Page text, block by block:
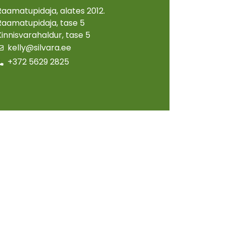
alates 2012.
tase 5
tase 5
kelly@silvara.ee
+372 5629 2825